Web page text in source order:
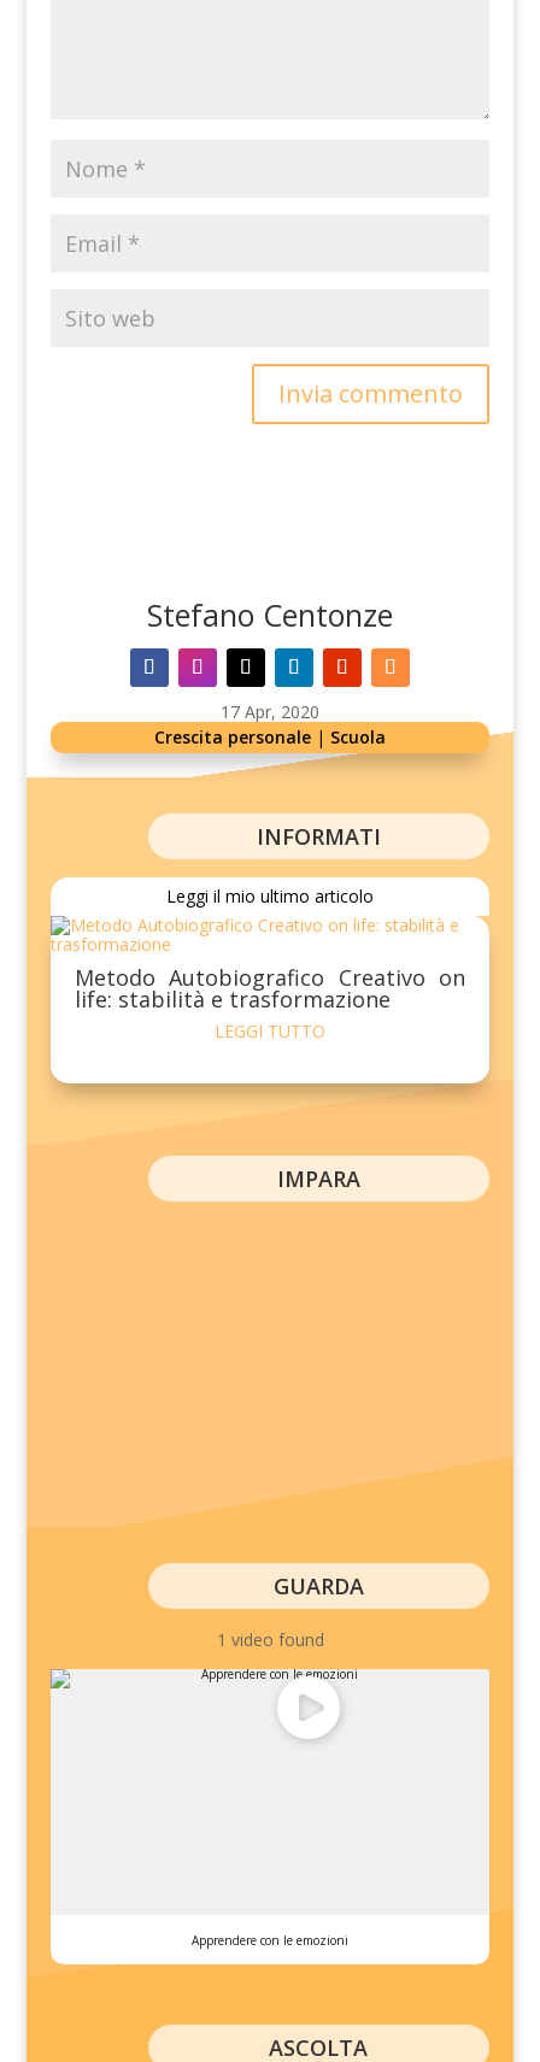
Invia commento
Stefano Centonze
17 Apr, 2020
Crescita personale | Scuola
INFORMATI
Leggi il mio ultimo articolo
Metodo Autobiografico Creativo on
life: stabilità e trasformazione
LEGGI TUTTO
IMPARA
GUARDA
1 video found
Apprendere con le emozioni
ASCOLTA